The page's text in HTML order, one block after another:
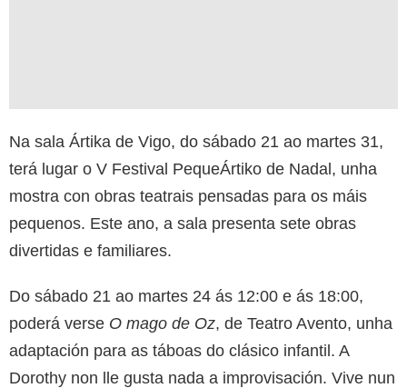
Na sala Ártika de Vigo, do sábado 21 ao martes 31,
terá lugar o V Festival PequeÁrtiko de Nadal, unha
mostra con obras teatrais pensadas para os máis
pequenos. Este ano, a sala presenta sete obras
divertidas e familiares.
Do sábado 21 ao martes 24 ás 12:00 e ás 18:00,
poderá verse O mago de Oz, de Teatro Avento, unha
adaptación para as táboas do clásico infantil. A
Dorothy non lle gusta nada a improvisación. Vive nun